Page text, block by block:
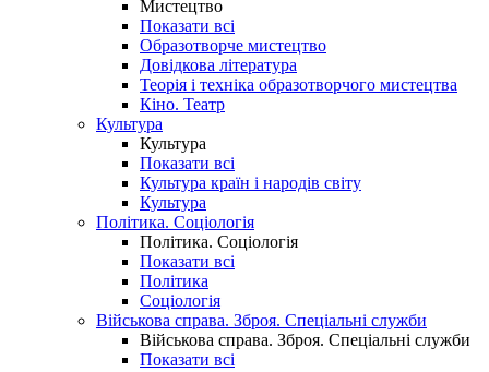
Мистецтво
Показати всі
Образотворче мистецтво
Довідкова література
Теорія і техніка образотворчого мистецтва
Кіно. Театр
Культура
Культура
Показати всі
Культура країн і народів світу
Культура
Політика. Соціологія
Політика. Соціологія
Показати всі
Політика
Соціологія
Військова справа. Зброя. Спеціальні служби
Військова справа. Зброя. Спеціальні служби
Показати всі